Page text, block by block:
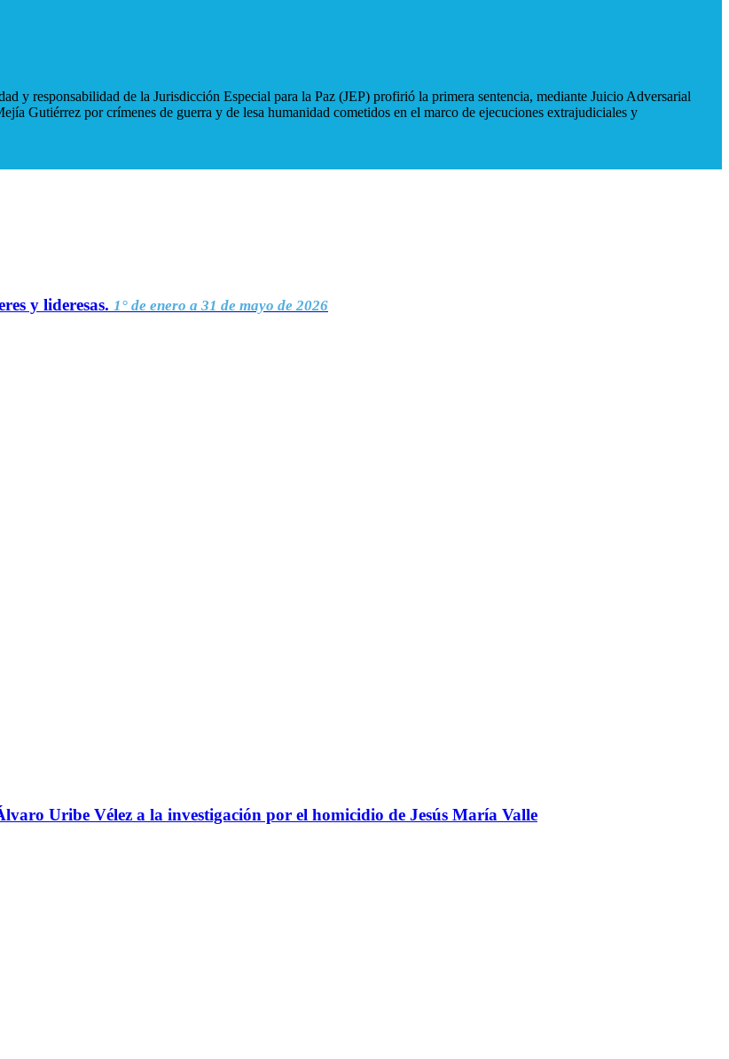
y responsabilidad de la Jurisdicción Especial para la Paz (JEP) profirió la primera sentencia, mediante Juicio Adversarial
Gutiérrez por crímenes de guerra y de lesa humanidad cometidos en el marco de ejecuciones extrajudiciales y
y lideresas. 1° de enero a 31 de mayo de 2026
Uribe Vélez a la investigación por el homicidio de Jesús María Valle